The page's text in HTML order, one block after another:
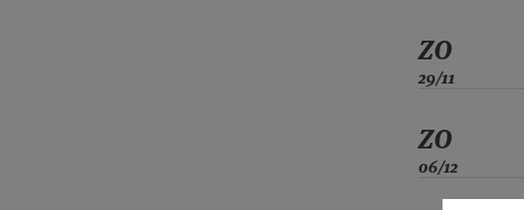
ZO
29/11
ZO
06/12